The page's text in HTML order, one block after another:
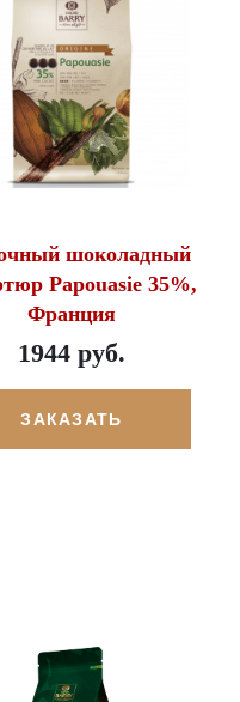
шоколадный
Papouasie 35%,
Франция
1944 руб.
ЗАКАЗАТЬ